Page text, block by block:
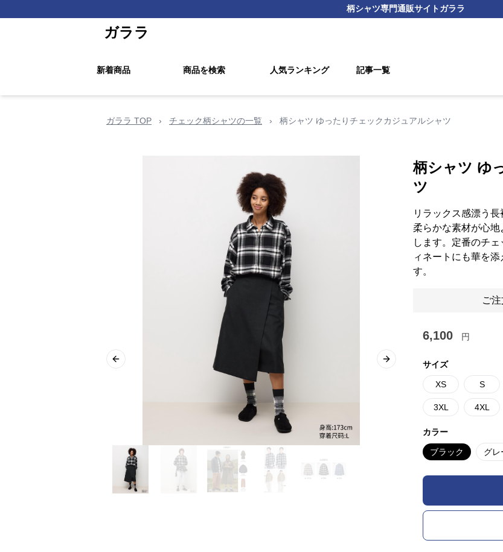
柄シャツ専門通販サイトガララ
ガララ
新着商品 商品を検索 人気ランキング 記事一覧
ガララ TOP › チェック柄シャツの一覧 › 柄シャツ ゆったりチェックカジュアルシャツ
Previous slide Next slide
柄シャツ ゆ
ツ
リラックス感漂う
柔らかな素材が心
します。定番のチ
ィネートにも華を
す。
ご
6,100 円
サイズ
XS S
3XL 4XL
カラー
ブラック グレ